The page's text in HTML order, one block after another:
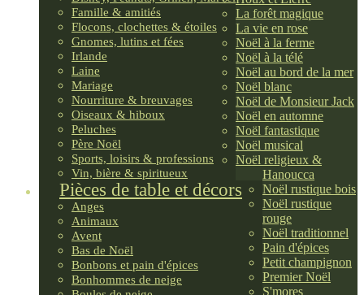
Famille & amitiés
Flocons, clochettes & étoiles
Gnomes, lutins et fées
Irlande
Laine
Mariage
Nourriture & breuvages
Oiseaux & hiboux
Peluches
Père Noël
Sports, loisirs & professions
Vin, bière & spiritueux
Pièces de table et décors
Anges
Animaux
Avent
Bas de Noël
Bonbons et pain d'épices
Bonhommes de neige
La forêt magique
La vie en rose
Noël à la ferme
Noël à la télé
Noël au bord de la mer
Noël blanc
Noël de Monsieur Jack
Noël en automne
Noël fantastique
Noël musical
Noël religieux &
Hanoucca
Noël rustique bois
Noël rustique
rouge
Noël traditionnel
Pain d'épices
Petit champignon
Premier Noël
S'mores